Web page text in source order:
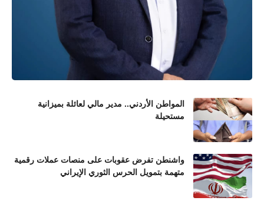
المواطن الأردني.. مدير مالي لعائلة بميزانية
مستحيلة
واشنطن تفرض عقوبات على منصات عملات رقمية
متهمة بتمويل الحرس الثوري الإيراني